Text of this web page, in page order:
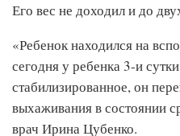
Его вес не доходил и до
«Ребенок находился на
сегодня у ребенка 3-и
стабилизированное, он
выхаживания в состоянии
врач Ирина Цубенко.